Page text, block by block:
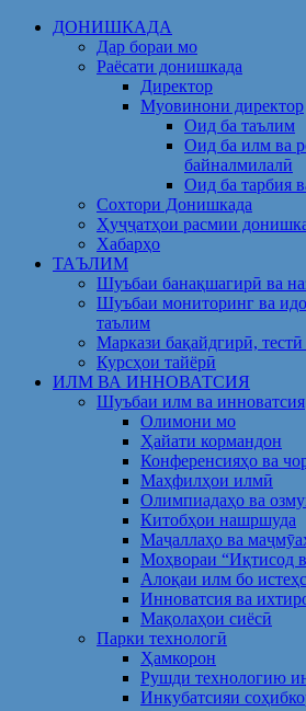
Skip
ДОНИШКАДА
Дар бораи мо
Раёсати донишкада
Директор
Муовинони директор
Оид ба таълим
Оид ба илм ва
байналмилалӣ
Оид ба тарбия
Сохтори Донишкада
Ҳуҷҷатҳои расмии
Хабарҳо
ТАЪЛИМ
Шуъбаи банақшагирӣ ва
Шуъбаи мониторинг ва
таълим
Маркази бақайдгирӣ,
Курсҳои тайёрӣ
ИЛМ ВА ИННОВАТСИЯ
Шуъбаи илм ва инноватсия
Олимони мо
Ҳайати кормандон
Конференсияҳо ва
Маҳфилҳои илмӣ
Олимпиадаҳо ва
Китобҳои нашршуда
Маҷаллаҳо ва
Моҳвораи “Иқтисод
Алоқаи илм бо
Инноватсия ва
Мақолаҳои сиёсӣ
Парки технологӣ
Ҳамкорон
Рушди технологию
Инкубатсияи